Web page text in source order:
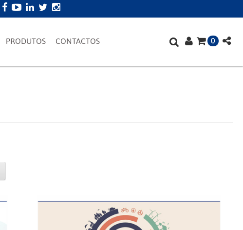
PRODUTOS CONTACTOS 0